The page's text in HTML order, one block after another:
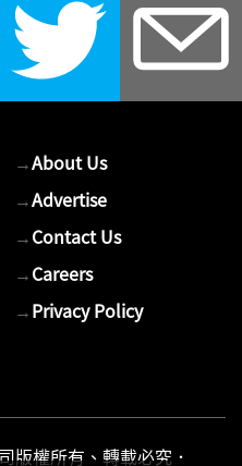
→About Us
→Advertise
→Contact Us
→Careers
→Privacy Policy
版權所有、轉載必究．